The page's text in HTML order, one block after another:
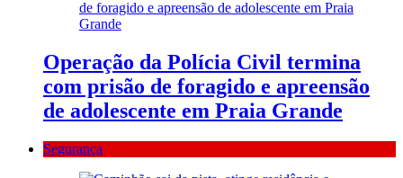
Operação da Polícia Civil termina
com prisão de foragido e apreensão
de adolescente em Praia Grande
Segurança